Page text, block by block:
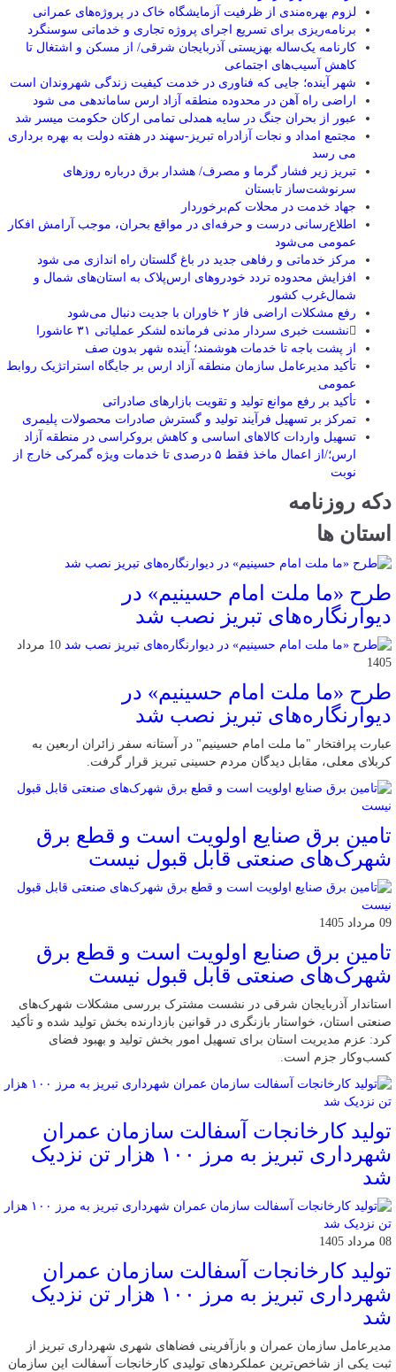
لزوم بهره‌مندی از ظرفیت آزمایشگاه خاک در پروژه‌های عمرانی
برنامه‌ریزی برای تسریع اجرای پروژه تجاری و خدماتی سوسنگرد
کارنامه یک‌ساله بهزیستی آذربایجان شرقی/ از مسکن و اشتغال تا
کاهش آسیب‌های اجتماعی
شهر آینده؛ جایی که فناوری در خدمت کیفیت زندگی شهروندان است
اراضی راه آهن در محدوده منطقه آزاد ارس ساماندهی می شود
عبور از بحران جنگ در سایه همدلی تمامی ارکان حکومت میسر شد
مجتمع امداد و نجات آزادراه تبریز-سهند در هفته دولت به بهره ‌برداری
می‌ رسد
تبریز زیر فشار گرما و مصرف/ هشدار برق درباره روزهای
سرنوشت‌ساز تابستان
جهاد خدمت در محلات کم‌برخوردار
اطلاع‌رسانی درست و حرفه‌ای در مواقع بحران، موجب آرامش افکار
عمومی می‌شود
مرکز خدماتی و رفاهی جدید در باغ گلستان راه اندازی می شود
افزایش محدوده تردد خودروهای ارس‌پلاک به استان‌های شمال و
شمال‌غرب کشور
رفع مشکلات اراضی فاز ۲ خاوران با جدیت دنبال می‌شود
نشست خبری سردار مدنی فرمانده لشکر عملیاتی ۳۱ عاشورا
از پشت باجه تا خدمات هوشمند؛ آینده شهر بدون صف
تأکید مدیرعامل سازمان منطقه آزاد ارس بر جایگاه استراتژیک روابط
عمومی
تأکید بر رفع موانع تولید و تقویت بازارهای صادراتی
تمرکز بر تسهیل فرآیند تولید و گسترش صادرات محصولات پلیمری
تسهیل واردات کالاهای اساسی و کاهش بروکراسی در منطقه آزاد
ارس؛/از اعمال ماخذ فقط ۵ درصدی تا خدمات ویژه گمرکی خارج از
نوبت
دکه روزنامه
استان ها
طرح «ما ملت امام حسینیم» در
دیوارنگاره‌های تبریز نصب شد
10 مرداد
1405
طرح «ما ملت امام حسینیم» در
دیوارنگاره‌های تبریز نصب شد
عبارت پرافتخار "ما ملت امام حسینیم" در آستانه سفر زائران اربعین به
کربلای معلی، مقابل دیدگان مردم حسینی تبریز قرار گرفت.
تامین برق صنایع اولویت است و قطع برق
شهرک‌های صنعتی قابل قبول نیست
09 مرداد 1405
تامین برق صنایع اولویت است و قطع برق
شهرک‌های صنعتی قابل قبول نیست
استاندار آذربایجان شرقی در نشست مشترک بررسی مشکلات شهرک‌های
صنعتی استان، خواستار بازنگری در قوانین بازدارنده بخش تولید شده و تأکید
کرد: عزم مدیریت استان برای تسهیل امور بخش تولید و بهبود فضای
کسب‌وکار جزم است.
تولید کارخانجات آسفالت سازمان عمران
شهرداری تبریز به مرز ۱۰۰ هزار تن نزدیک
شد
08 مرداد 1405
تولید کارخانجات آسفالت سازمان عمران
شهرداری تبریز به مرز ۱۰۰ هزار تن نزدیک
شد
مدیرعامل سازمان عمران و بازآفرینی فضاهای شهری شهرداری تبریز از
ثبت یکی از شاخص‌ترین عملکردهای تولیدی کارخانجات آسفالت این سازمان